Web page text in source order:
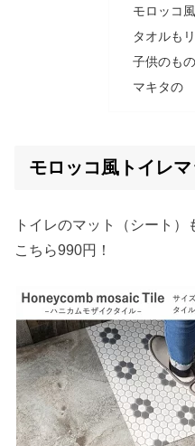
モロッコ
タオルも
子供のもの
マキタの
モロッコ風トイレマ
トイレのマット（シート）
こちら990円！